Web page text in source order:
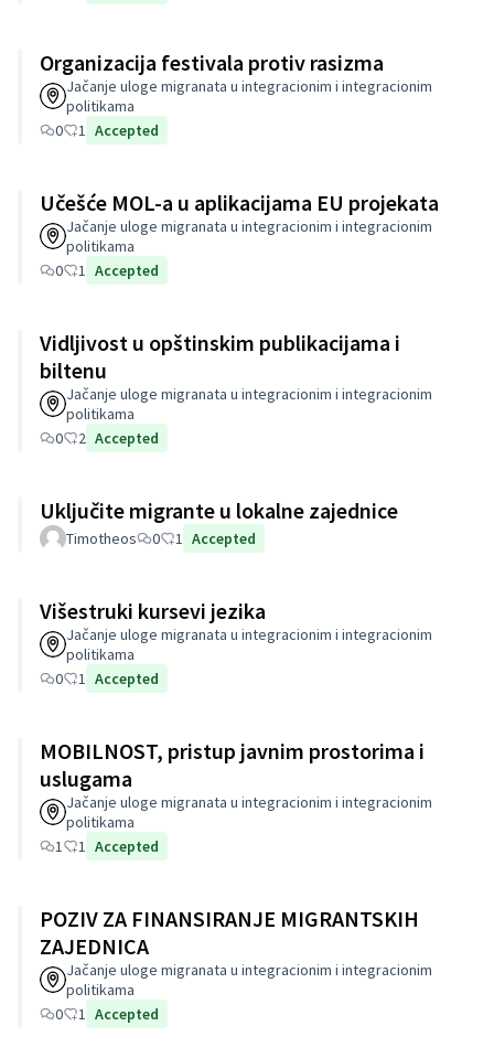
Organizacija festivala protiv rasizma
Jačanje uloge migranata u integracionim i integracionim
politikama
0
1 Accepted
Učešće MOL-a u aplikacijama EU projekata
Jačanje uloge migranata u integracionim i integracionim
politikama
0
1 Accepted
Vidljivost u opštinskim publikacijama i
biltenu
Jačanje uloge migranata u integracionim i integracionim
politikama
0
2 Accepted
Uključite migrante u lokalne zajednice
Timotheos 0 1 Accepted
Višestruki kursevi jezika
Jačanje uloge migranata u integracionim i integracionim
politikama
0
1 Accepted
MOBILNOST, pristup javnim prostorima i
uslugama
Jačanje uloge migranata u integracionim i integracionim
politikama
1
1 Accepted
POZIV ZA FINANSIRANJE MIGRANTSKIH
ZAJEDNICA
Jačanje uloge migranata u integracionim i integracionim
politikama
0
1 Accepted